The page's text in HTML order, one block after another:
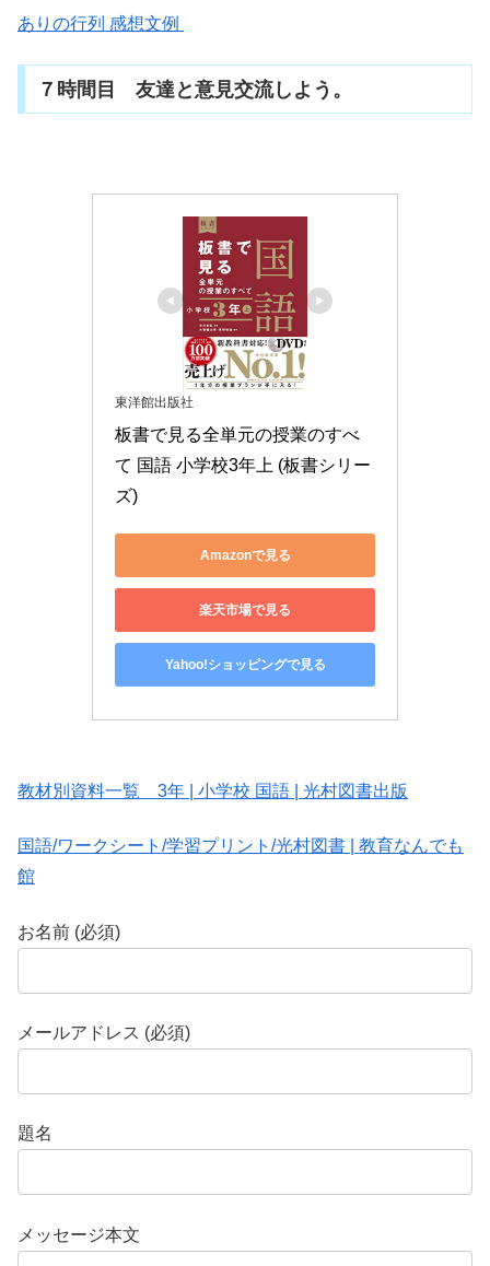
ありの行列 感想文例
７時間目 友達と意見交流しよう。
東洋館出版社
板書で見る全単元の授業のすべ
て 国語 小学校3年上 (板書シリー
ズ)
Amazonで見る
楽天市場で見る
Yahoo!ショッピングで見る
教材別資料一覧 3年 | 小学校 国語 | 光村図書出版
国語/ワークシート/学習プリント/光村図書 | 教育なんでも
館
お名前 (必須)
メールアドレス (必須)
題名
メッセージ本文